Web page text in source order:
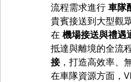
流程需求進行 車隊
貴賓接送到大型觀
在 機場接送與禮遇
抵達與離境的全流
接，打造高效率、
在車隊資源方面，